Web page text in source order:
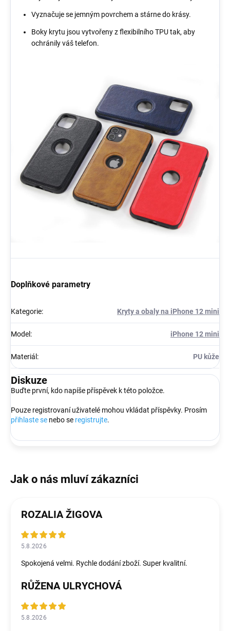
Vyznačuje se jemným povrchem a stárne do krásy.
Boky krytu jsou vytvořeny z flexibilního TPU tak, aby
ochránily váš telefon.
Doplňkové parametry
Kategorie: Kryty a obaly na iPhone 12 mini
Model : iPhone 12 mini
Materiál : PU kůže
Diskuze
Buďte první, kdo napíše příspěvek k této položce.
Pouze registrovaní uživatelé mohou vkládat příspěvky. Prosím
přihlaste se nebo se registrujte.
ROZALIA ŽIGOVA
5.8.2026
Spokojená velmi. Rychle dodání zboží. Super kvalitní.
RŮŽENA ULRYCHOVÁ
5.8.2026